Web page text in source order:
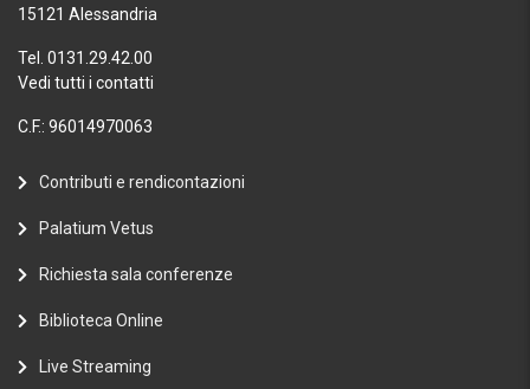
15121 Alessandria
Tel. 0131.29.42.00
Vedi tutti i contatti
C.F.: 96014970063
Contributi e rendicontazioni
Palatium Vetus
Richiesta sala conferenze
Biblioteca Online
Live Streaming